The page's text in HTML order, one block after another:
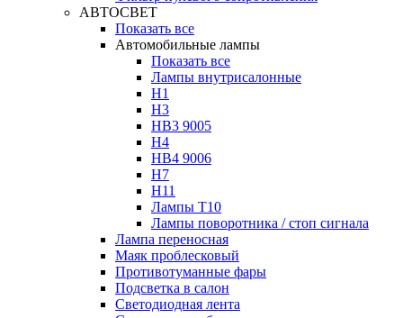
АВТОСВЕТ
Показать все
Автомобильные лампы
Показать все
Лампы внутрисалонные
H1
H3
HB3 9005
H4
HB4 9006
H7
H11
Лампы Т10
Лампы поворотника / стоп сигнала
Лампа переносная
Маяк проблесковый
Противотуманные фары
Подсветка в салон
Светодиодная лента